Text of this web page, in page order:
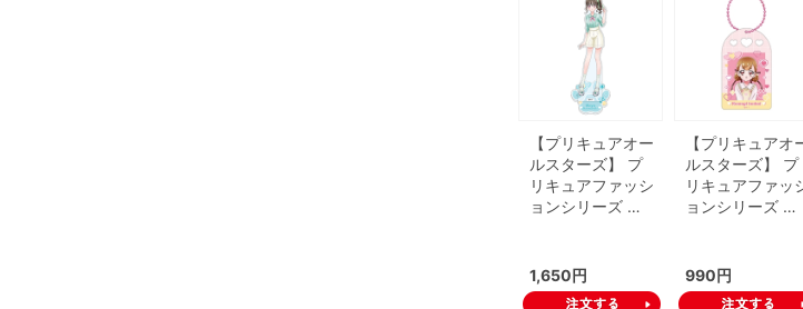
【プリキュアオー
ルスターズ】 プ
リキュアファッシ
ョンシリーズ …
1,650円
【プリキュアオ
ルスターズ】 プ
リキュアファッ
ョンシリーズ …
990円